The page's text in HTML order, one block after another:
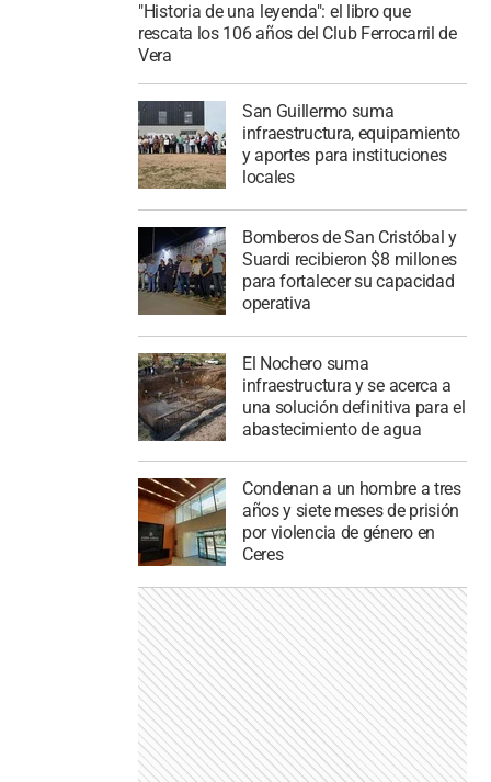
"Historia de una leyenda": el libro que
rescata los 106 años del Club Ferrocarril de
Vera
San Guillermo suma
infraestructura, equipamiento
y aportes para instituciones
locales
Bomberos de San Cristóbal y
Suardi recibieron $8 millones
para fortalecer su capacidad
operativa
El Nochero suma
infraestructura y se acerca a
una solución definitiva para el
abastecimiento de agua
Condenan a un hombre a tres
años y siete meses de prisión
por violencia de género en
Ceres